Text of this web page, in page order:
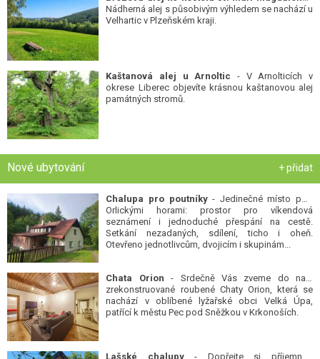
Nádherná alej s působivým výhledem se nachází u
Velhartic v Plzeňském kraji.
Kaštanová alej u Arnoltic - V Arnolticích v
okrese Liberec objevíte krásnou kaštanovou alej
památných stromů.
Nové ubytování + přidat
Chalupa pro poutníky- Jedinečné místo pod
Orlickými horami: prostor pro víkendová
seznámení i jednoduché přespání na cestě.
Setkání nezadaných, sdílení, ticho i oheň.
Otevřeno jednotlivcům, dvojicím i skupinám...
Chata Orion - Srdečně Vás zveme do naší
zrekonstruované roubené Chaty Orion, která se
nachází v oblíbené lyžařské obci Velká Úpa,
patřící k městu Pec pod Sněžkou v Krkonoších.
Lašské chalupy- Dopřejte si příjemnou